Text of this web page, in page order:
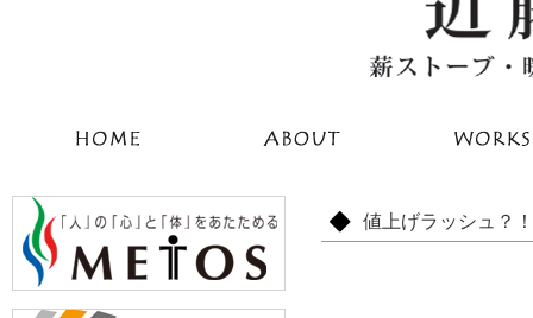
値上げラッシュ？！